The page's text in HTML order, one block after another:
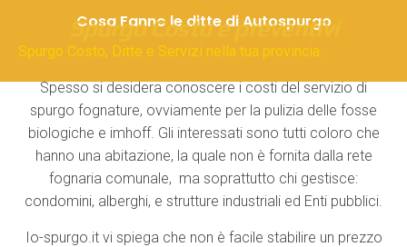
Cosa Fanno le ditte di Autospurgo
Spurgo Costo e preventivi
Spurgo Costo, Ditte e Servizi nella tua provincia.
Spesso si desidera conoscere i costi del servizio di
spurgo fognature, ovviamente per la pulizia delle fosse
biologiche e imhoff. Gli interessati sono tutti coloro che
hanno una abitazione, la quale non è fornita dalla rete
fognaria comunale, ma soprattutto chi gestisce:
condomini, alberghi, e strutture industriali ed Enti pubblici.
Io-spurgo.it vi spiega che non è facile stabilire un prezzo